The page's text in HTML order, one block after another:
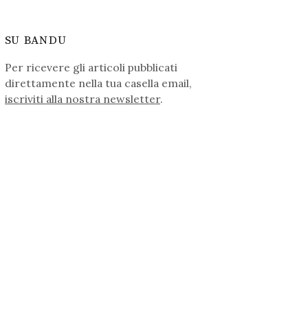
SU BANDU
Per ricevere gli articoli pubblicati
direttamente nella tua casella email,
iscriviti alla nostra newsletter.